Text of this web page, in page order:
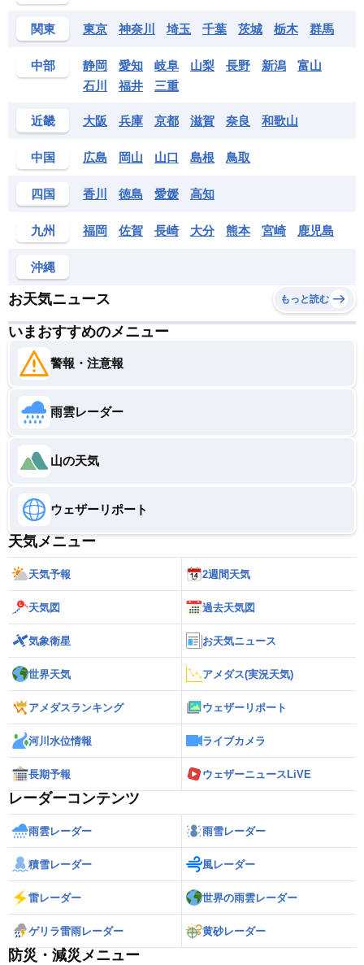
関東 東京 神奈川 埼玉 千葉 茨城 栃木 群馬
中部 静岡 愛知 岐阜 山梨 長野 新潟
富山
石川
福井 三重
近畿 大阪 兵庫 京都 滋賀 奈良 和歌山
中国 広島 岡山 山口 島根 鳥取
四国 香川 徳島 愛媛 高知
九州 福岡 佐賀 長崎 大分 熊本 宮崎 鹿児島
沖縄
お天気ニュース もっと読む
いまおすすめのメニュー
警報・注意報
雨雲レーダー
山の天気
ウェザーリポート
天気メニュー
天気予報 2週間天気
天気図 過去天気図
気象衛星 お天気ニュース
世界天気 アメダス(実況天気)
アメダスランキング ウェザーリポート
河川水位情報 ライブカメラ
長期予報 ウェザーニュースLiVE
レーダーコンテンツ
雨雲レーダー 雨雪レーダー
積雪レーダー 風レーダー
雷レーダー 世界の雨雲レーダー
ゲリラ雷雨レーダー 黄砂レーダー
防災・減災メニュー